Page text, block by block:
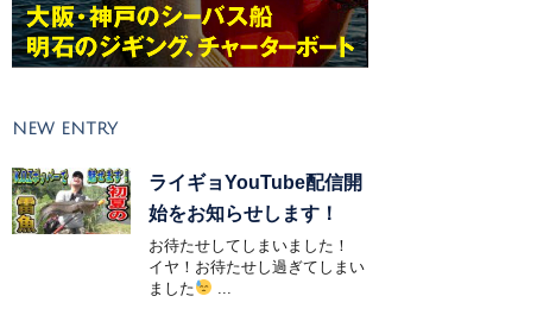
NEW ENTRY
ライギョYouTube配信開
始をお知らせします！
お待たせしてしまいました！
イヤ！お待たせし過ぎてしまい
ました
...